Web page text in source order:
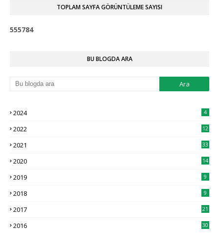
TOPLAM SAYFA GÖRÜNTÜLEME SAYISI
555784
BU BLOGDA ARA
2024 4
2022 12
2021 33
2020 14
2019 9
2018 9
2017 21
2016 30